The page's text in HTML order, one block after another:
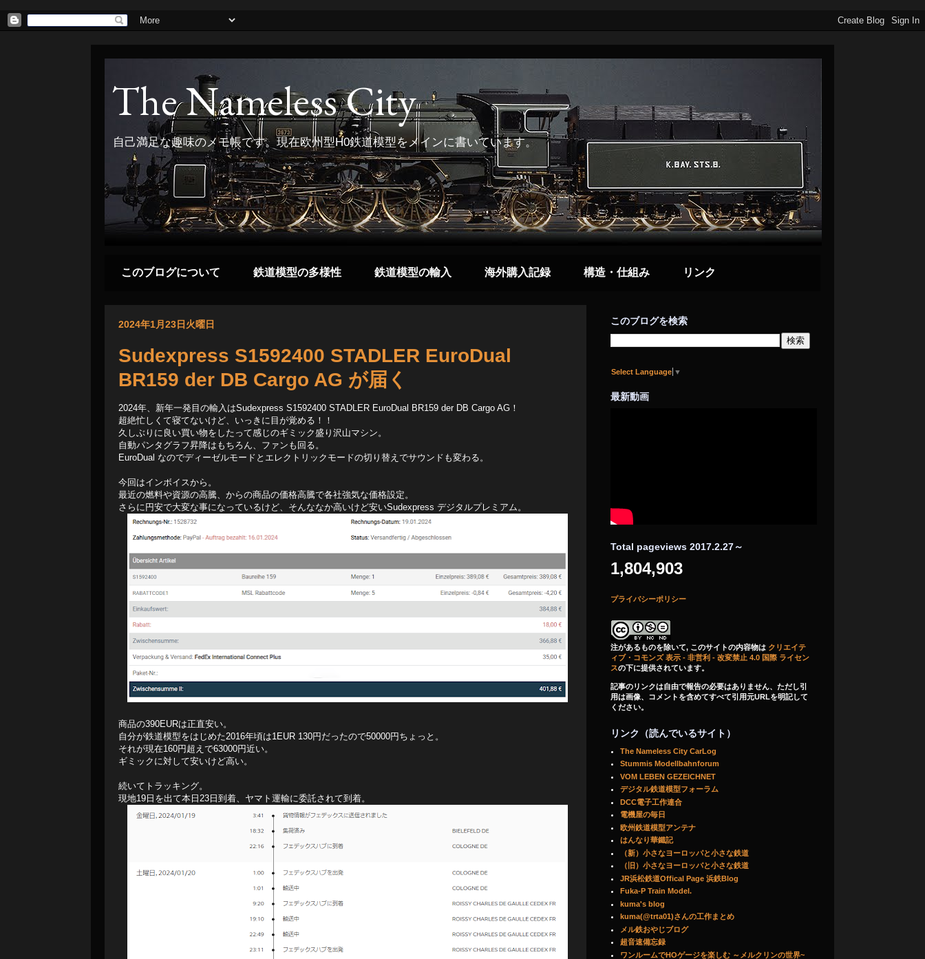
The Nameless City
自己満足な趣味のメモ帳です。現在欧州型H0鉄道模型をメインに書いています。
このブログについて 鉄道模型の多様性 鉄道模型の輸入 海外購入記録 構造・仕組み リンク
2024年1月23日火曜日
Sudexpress S1592400 STADLER EuroDual
BR159 der DB Cargo AG が届く
2024年、新年一発目の輸入はSudexpress S1592400 STADLER EuroDual BR159 der DB Cargo AG！
超絶忙しくて寝てないけど、いっきに目が覚める！！
久しぶりに良い買い物をしたって感じのギミック盛り沢山マシン。
自動パンタグラフ昇降はもちろん、ファンも回る。
EuroDual なのでディーゼルモードとエレクトリックモードの切り替えでサウンドも変わる。
今回はインボイスから。
最近の燃料や資源の高騰、からの商品の価格高騰で各社強気な価格設定。
さらに円安で大変な事になっているけど、そんななか高いけど安いSudexpress デジタルプレミアム。
商品の390EURは正直安い。
自分が鉄道模型をはじめた2016年頃は1EUR 130円だったので50000円ちょっと。
それが現在160円超えで63000円近い。
ギミックに対して安いけど高い。
続いてトラッキング。
現地19日を出て本日23日到着、ヤマト運輸に委託されて到着。
このブログを検索
Select Language ▼
最新動画
Total pageviews 2017.2.27～
1,804,903
プライバシーポリシー
注があるものを除いて, このサイトの内容物は クリエイテ
ィブ・コモンズ 表示 - 非営利 - 改変禁止 4.0 国際 ライセン
スの下に提供されています。
記事のリンクは自由で報告の必要はありません、ただし引
用は画像、コメントを含めてすべて引用元URLを明記して
ください。
リンク（読んでいるサイト）
The Nameless City CarLog
Stummis Modellbahnforum
VOM LEBEN GEZEICHNET
デジタル鉄道模型フォーラム
DCC電子工作連合
電機屋の毎日
欧州鉄道模型アンテナ
はんなり華鐵記
（新）小さなヨーロッパと小さな鉄道
（旧）小さなヨーロッパと小さな鉄道
JR浜松鉄道Offical Page 浜鉄Blog
Fuka-P Train Model.
kuma's blog
kuma(@trta01)さんの工作まとめ
メル鉄おやじブログ
超音速備忘録
ワンルームでHOゲージを楽しむ ～メルクリンの世界~